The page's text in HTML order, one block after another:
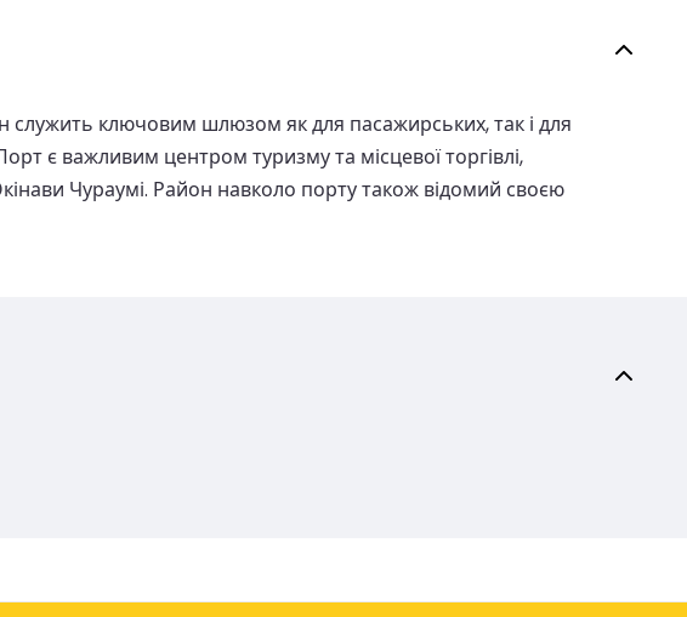
служить ключовим шлюзом як для пасажирських, так і для
є важливим центром туризму та місцевої торгівлі,
Чураумі. Район навколо порту також відомий своєю